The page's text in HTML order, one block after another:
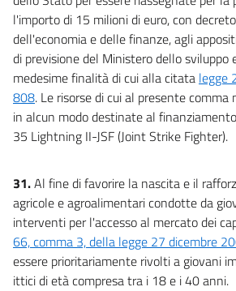
l'importo di 15 milioni di euro, con
dell'economia e delle finanze, agli
di previsione del Ministero dello sviluppo
medesime finalità di cui alla citata legge
808. Le risorse di cui al presente comma
in alcun modo destinate al
35 Lightning II-JSF (Joint Strike Fighter).
31.Al fine di favorire la nascita e il
agricole e agroalimentari condotte da
interventi per l'accesso al mercato dei
66, comma 3, della legge 27 dicembre
essere prioritariamente rivolti a giovani
ittici di età compresa tra i 18 e i 40 anni.